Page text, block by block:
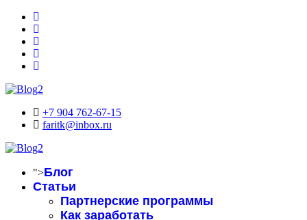
+7 904 762-67-15
faritk@inbox.ru
">Блог
Статьи
Партнерские программы
Как заработать